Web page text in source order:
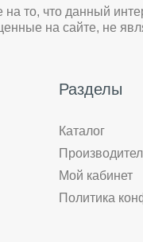
то, что данный
на сайте, не
Разделы
Каталог
Мой кабинет
Политика